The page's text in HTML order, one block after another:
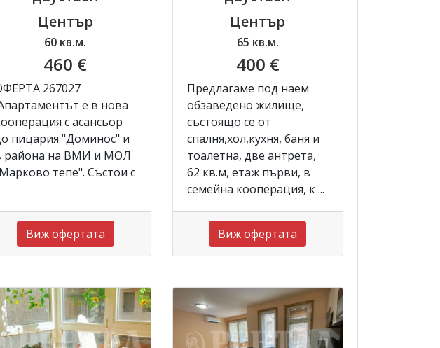
Център
60 кв.м.
460 €
267027
е в нова
с асансьор
пицария "Доминос" и
района на ВМИ и МОЛ
тепе". Състои с
Виж офертата
Център
65 кв.м.
400 €
Предлагаме под наем
обзаведено жилище,
състоящо се от
спалня,хол,кухня, баня и
тоалетна, две антрета,
62 кв.м, етаж първи, в
семейна кооперация, к ...
Виж офертата